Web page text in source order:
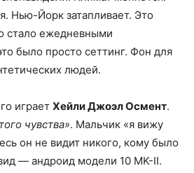
Нью-Йорк затапливает. Это
стало ежедневными
было просто сеттинг. Фон для
людей.
играет Хейли Джоэл Осмент.
чувства». Мальчик «я вижу
он не видит никого, кому было
— андроид модели 10 MK-II.